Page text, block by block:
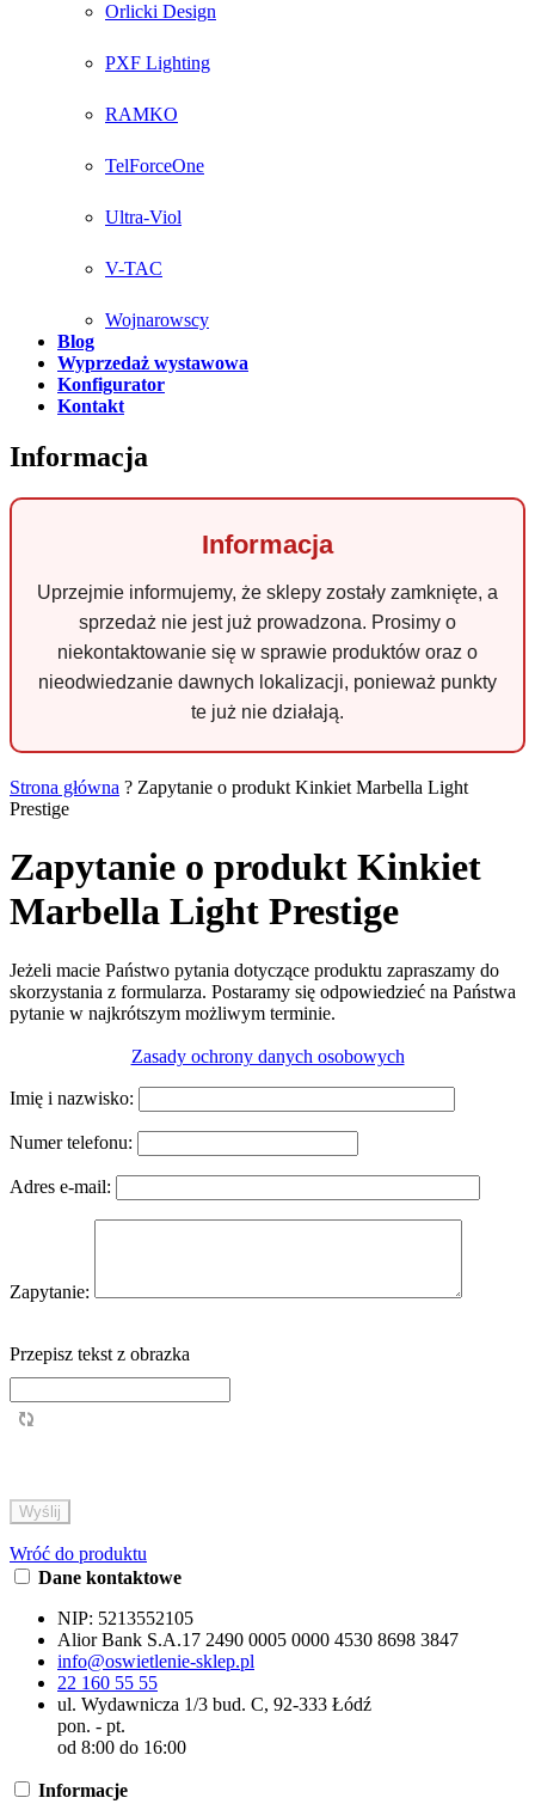
Orlicki Design
PXF Lighting
RAMKO
TelForceOne
Ultra-Viol
V-TAC
Wojnarowscy
Blog
Wyprzedaż wystawowa
Konfigurator
Kontakt
Informacja
Informacja
Uprzejmie informujemy, że sklepy zostały zamknięte, a
sprzedaż nie jest już prowadzona. Prosimy o
niekontaktowanie się w sprawie produktów oraz o
nieodwiedzanie dawnych lokalizacji, ponieważ punkty
te już nie działają.
Strona główna ? Zapytanie o produkt Kinkiet Marbella Light
Prestige
Zapytanie o produkt Kinkiet
Marbella Light Prestige
Jeżeli macie Państwo pytania dotyczące produktu zapraszamy do
skorzystania z formularza. Postaramy się odpowiedzieć na Państwa
pytanie w najkrótszym możliwym terminie.
Zasady ochrony danych osobowych
Imię i nazwisko:
Numer telefonu:
Adres e-mail:
Zapytanie:
Przepisz tekst z obrazka
Wróć do produktu
Dane kontaktowe
NIP: 5213552105
Alior Bank S.A.17 2490 0005 0000 4530 8698 3847
info@oswietlenie-sklep.pl
22 160 55 55
ul. Wydawnicza 1/3 bud. C, 92-333 Łódź
pon. - pt.
od 8:00 do 16:00
Informacje